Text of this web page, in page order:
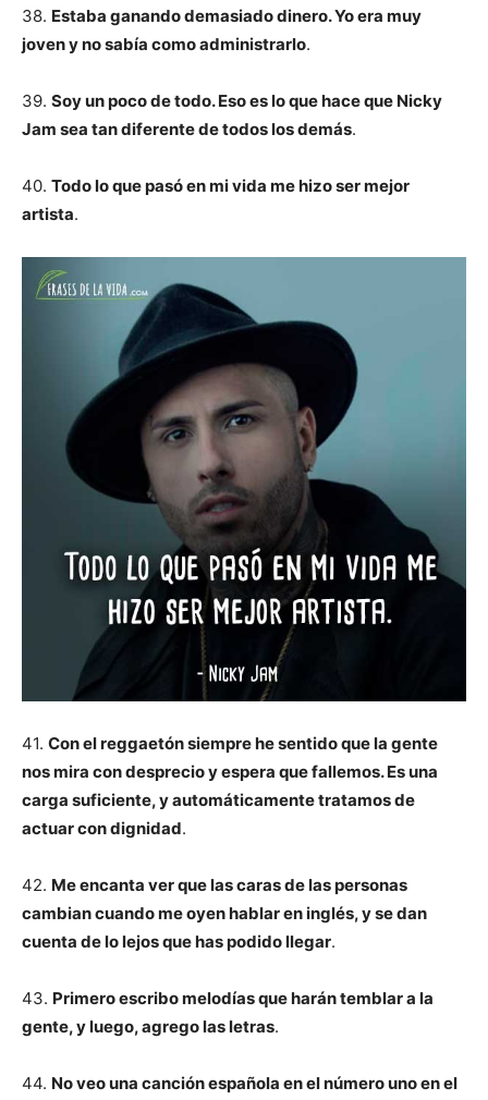
38. Estaba ganando demasiado dinero. Yo era muy
joven y no sabía como administrarlo.
39. Soy un poco de todo. Eso es lo que hace que Nicky
Jam sea tan diferente de todos los demás.
40. Todo lo que pasó en mi vida me hizo ser mejor
artista.
41. Con el reggaetón siempre he sentido que la gente
nos mira con desprecio y espera que fallemos. Es una
carga suficiente, y automáticamente tratamos de
actuar con dignidad.
42. Me encanta ver que las caras de las personas
cambian cuando me oyen hablar en inglés, y se dan
cuenta de lo lejos que has podido llegar.
43. Primero escribo melodías que harán temblar a la
gente, y luego, agrego las letras.
44. No veo una canción española en el número uno en el